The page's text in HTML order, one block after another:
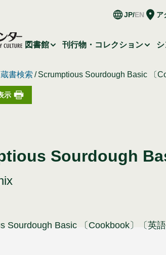
JP EN ア
図書館 刊行物・コレクション
蔵書検索 Scrumptious Sourdough Basic 〔
示
Sourdough